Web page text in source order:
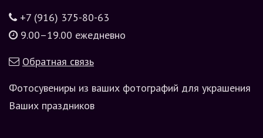
+7 (916) 375-80-63
9.00–19.00 ежедневно
Обратная связь
Фотосувениры из ваших фотографий для украшения
Ваших праздников